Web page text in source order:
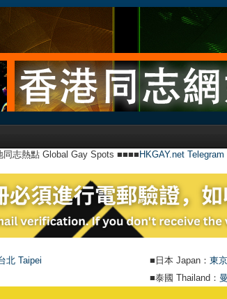
同志熱點 Global Gay Spots ■■■■ HKGAY.net Telegram
北 Taipei ■日本 Japan： 東
■泰國 Thailand：